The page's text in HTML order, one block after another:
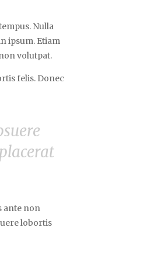
Nulla
ipsum. Etiam
volutpat.
felis. Donec
ante non
lobortis